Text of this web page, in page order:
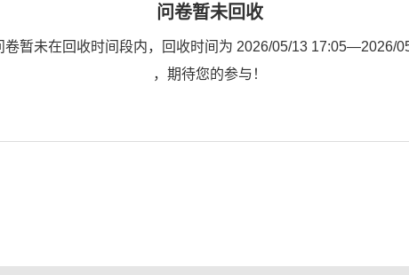
问卷暂未回收
卷暂未在回收时间段内，回收时间为 2026/05/13 17:05—2026/
，期待您的参与！